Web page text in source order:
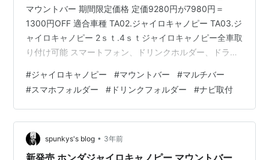
マウントバー 期間限定価格 定価9280円が7980円＝
1300円OFF 適合車種 TA02.ジャイロキャノピー TA03.ジ
ャイロキャノピー 2ｓｔ.4ｓｔジャイロキャノピー全車取
り付け可能 スマートフォン、ドリンクホルダー、ドライ
パーツの取付を可能にします。 メーターの視界を妨げ
ず、スマホ、ナビを見やすい位置に固定出来るので安全
に地図の閲覧などにご利用頂けます。 商品詳細 スチール
製 バー径・22mm バー長さ・450mm バックミラーステ
ー部分を利用りて取付します。 穴あけ加工などは必…
#ジャイロキャノピー #マウントバー #マルチバー
#スマホフォルダー # ドリンクフォルダー #ナビ取付
spunkys's blog • 3年前
新発売 ホンダジャイロキャノピー マウントバー